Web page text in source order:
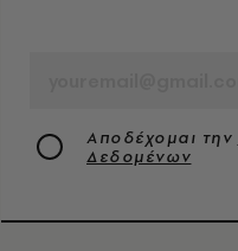
Αποδέχομαι την
Δεδομένων